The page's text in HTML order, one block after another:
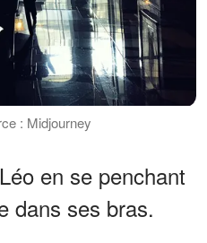
: Midjourney
en se penchant
dans ses bras.